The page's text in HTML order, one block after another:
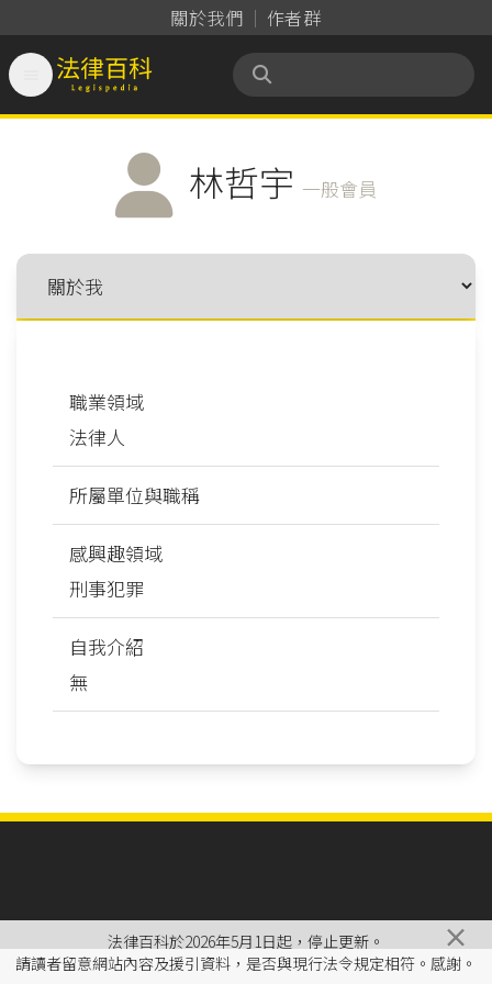
關於我們 作者群
法律百科 Legispedia
林哲宇 一般會員
職業領域
法律人
所屬單位與職稱
感興趣領域
刑事犯罪
自我介紹
無
法律百科於2026年5月1日起，停止更新。
請讀者留意網站內容及援引資料，是否與現行法令規定相符。感謝。
×